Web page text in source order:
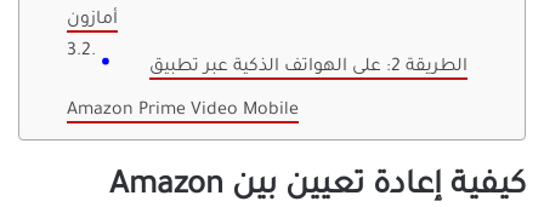
أمازون
الطريقة 2: على الهواتف الذكية عبر تطبيق
Amazon Prime Video Mobile
كيفية إعادة تعيين بين Amazon